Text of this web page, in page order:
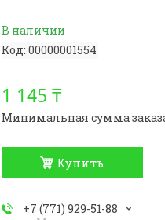
В наличии
Код: 00000001554
1 145 ₸
Минимальная сумма заказа
Купить
+7 (771) 929-51-88